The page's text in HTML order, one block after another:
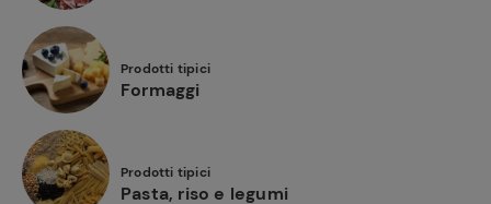
Prodotti tipici
Formaggi
Prodotti tipici
Pasta, riso e legumi